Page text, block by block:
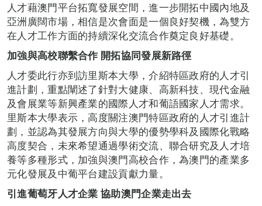
人才藉澳門平台拓寬發展空間，進一步開拓中國內地及
亞洲廣闊市場，相信是次會面是一個良好契機，為雙方
在人才工作方面的持續深化交流合作奠定良好基礎。
加強與高校聯繫合作 開拓協同發展新路徑
人才委此行亦到訪里斯本大學，介紹特區政府的人才引
進計劃，重點闡述了針對大健康、高新科技、現代金融
及會展業等新興產業的國際人才和葡語國家人才需求。
里斯本大學表示，高度關注澳門特區政府的人才引進計
劃，並認為其發展方向與大學的優勢學科及國際化戰略
高度契合，未來希望通過學術交流、聯合研究及人才培
養等多種形式，加強與澳門高校合作，為澳門的產業多
元化發展及中葡平台建設貢獻力量。
引進葡萄牙人才企業 協助澳門企業走出去